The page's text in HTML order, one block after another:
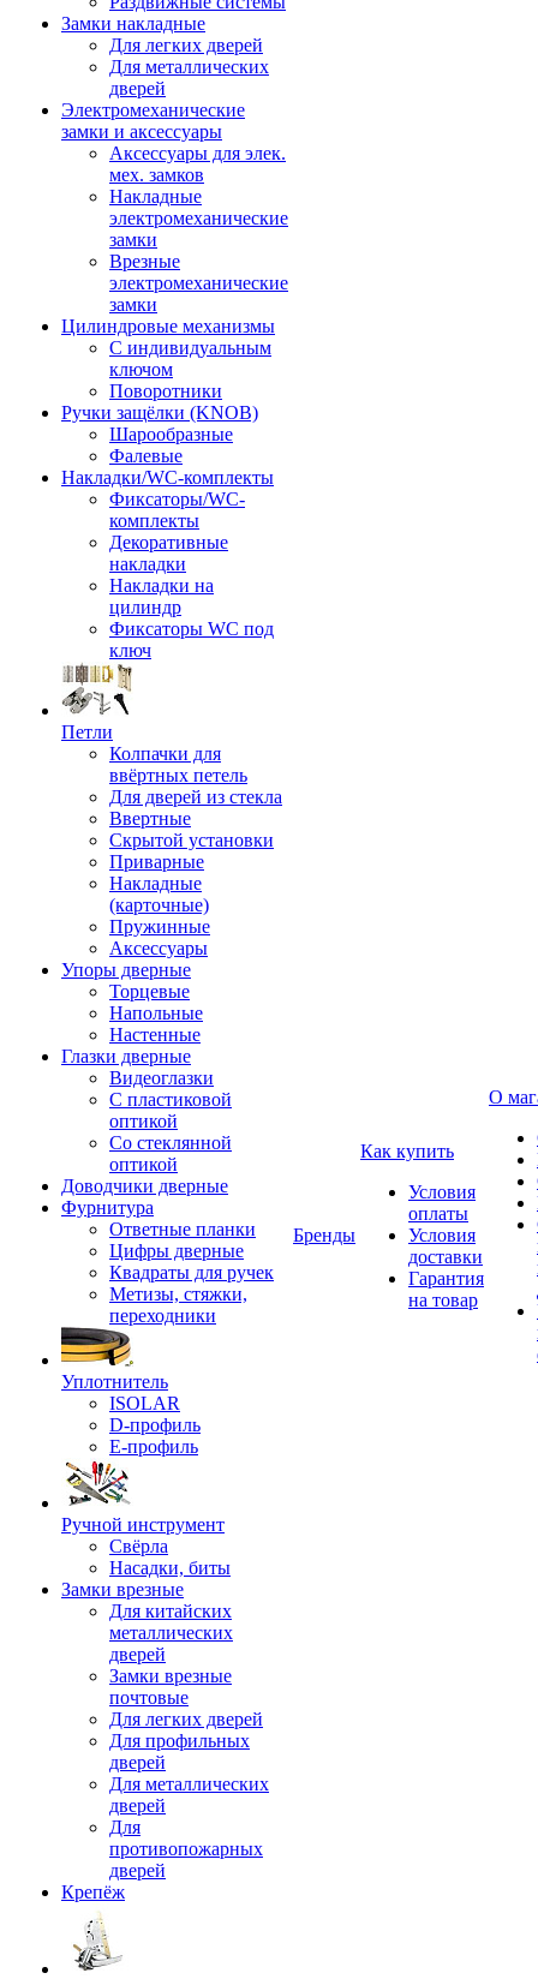
Замки накладные
Для легких дверей
Для металлических
дверей
Электромеханические
замки и аксессуары
Аксессуары для элек.
мех. замков
Накладные
электромеханические
замки
Врезные
электромеханические
замки
Цилиндровые механизмы
С индивидуальным
ключом
Поворотники
Ручки защёлки (KNOB)
Шарообразные
Фалевые
Накладки/WC-комплекты
Фиксаторы/WC-
комплекты
Декоративные
накладки
Накладки на
цилиндр
Фиксаторы WC под
ключ
Петли
Колпачки для
ввёртных петель
Для дверей из стекла
Ввертные
Скрытой установки
Приварные
Накладные
(карточные)
Пружинные
Аксессуары
Упоры дверные
Торцевые
Напольные
Настенные
Глазки дверные
Видеоглазки
С пластиковой
оптикой
Со стеклянной
оптикой
Доводчики дверные
Фурнитура
Ответные планки
Цифры дверные
Квадраты для ручек
Метизы, стяжки,
переходники
Уплотнитель
ISOLAR
D-профиль
Е-профиль
Ручной инструмент
Свёрла
Насадки, биты
Замки врезные
Для китайских
металлических
дверей
Замки врезные
почтовые
Для легких дверей
Для профильных
дверей
Для металлических
дверей
Для
противопожарных
дверей
Крепёж
Бренды
Как купить
Условия
оплаты
Условия
доставки
Гарантия
на товар
О